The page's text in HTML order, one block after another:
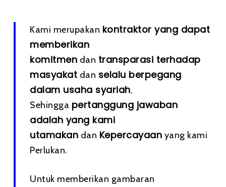
Kami merupakan kontraktor yang dapat
memberikan
komitmen dan transparasi terhadap
masyakat dan selalu berpegang
dalam usaha syariah,
Sehingga pertanggung jawaban
adalah yang kami
utamakan dan Kepercayaan yang kami
Perlukan.
Untuk memberikan gambaran